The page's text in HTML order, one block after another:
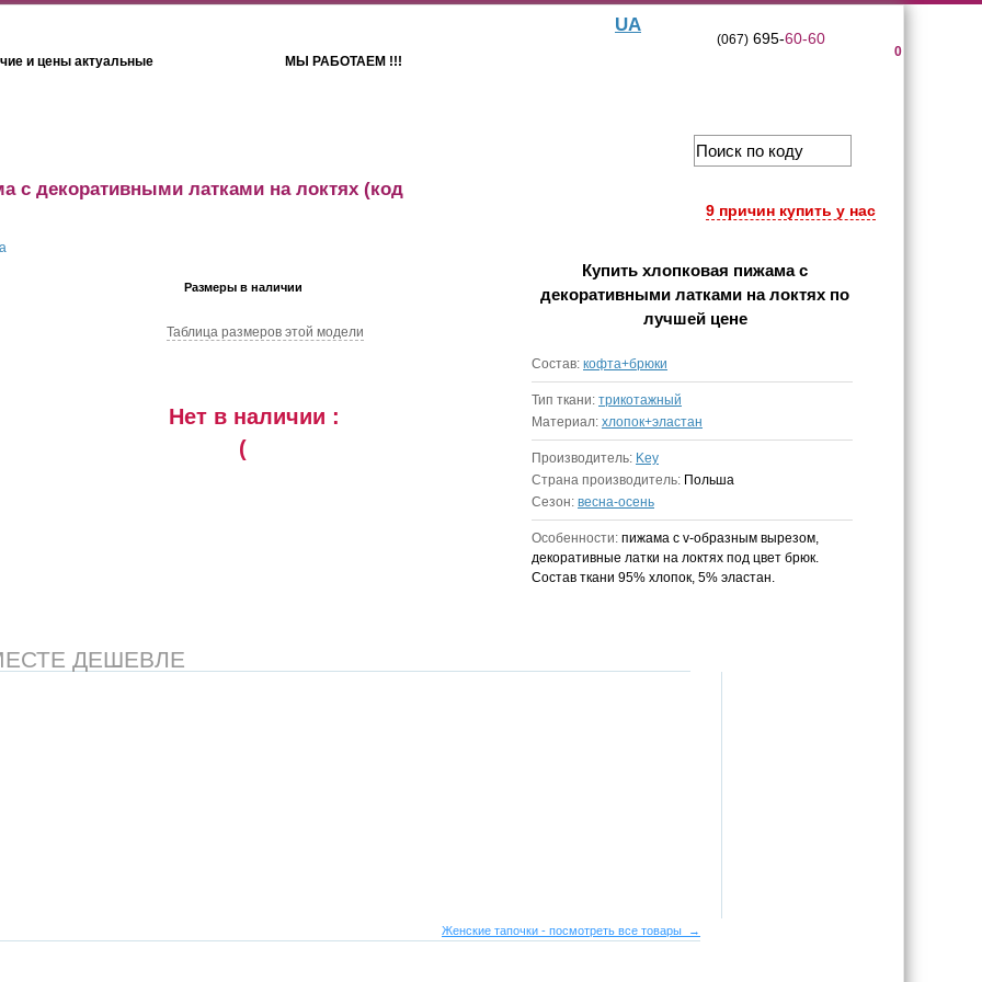
и цены актуальные МЫ РАБОТАЕМ !!!
UA
0
(067)695-60-60
9 причин купить у нас
с декоративными латками на локтях (код
Размеры в наличии
Таблица размеров этой модели
Нет в наличии :
(
Купить хлопковая пижама с
декоративными латками на локтях по
лучшей цене
Состав: кофта+брюки
Тип ткани: трикотажный
Материал: хлопок+эластан
Производитель: Key
Страна производитель: Польша
Сезон: весна-осень
Особенности: пижама с v-образным вырезом,
декоративные латки на локтях под цвет брюк.
Состав ткани 95% хлопок, 5% эластан.
ДЕШЕВЛЕ
Женские тапочки - посмотреть все товары →